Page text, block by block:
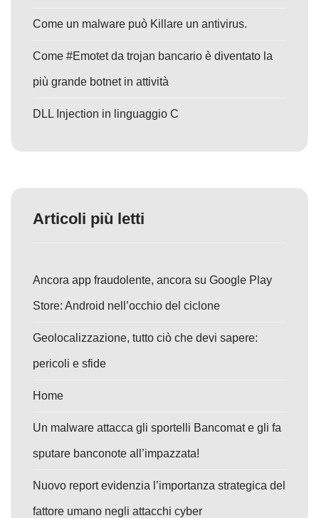
Come un malware può Killare un antivirus.
Come #Emotet da trojan bancario è diventato la
più grande botnet in attività
DLL Injection in linguaggio C
Articoli più letti
Ancora app fraudolente, ancora su Google Play
Store: Android nell’occhio del ciclone
Geolocalizzazione, tutto ciò che devi sapere:
pericoli e sfide
Home
Un malware attacca gli sportelli Bancomat e gli fa
sputare banconote all’impazzata!
Nuovo report evidenzia l’importanza strategica del
fattore umano negli attacchi cyber